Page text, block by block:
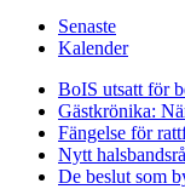
Senaste
Kalender
BoIS utsatt för
Gästkrönika:
Fängelse för
Nytt
De beslut som